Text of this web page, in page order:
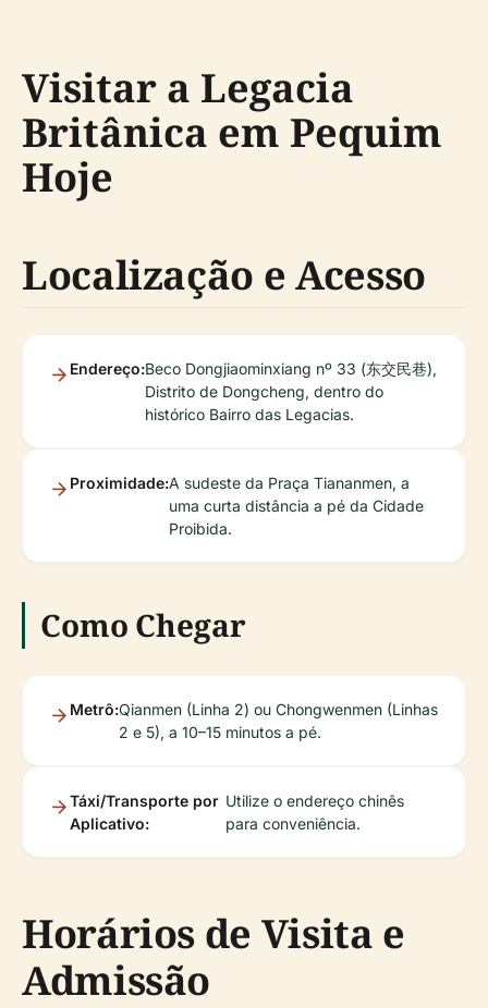
Visitar a Legacia
Britânica em Pequim
Hoje
Localização e Acesso
Endereço:Beco Dongjiaominxiang nº 33 (东交民巷),
Distrito de Dongcheng, dentro do
histórico Bairro das Legacias.
Proximidade:A sudeste da Praça Tiananmen, a
uma curta distância a pé da Cidade
Proibida.
Como Chegar
Metrô:Qianmen (Linha 2) ou Chongwenmen (Linhas
2 e 5), a 10–15 minutos a pé.
Táxi/Transporte por
Aplicativo:
Utilize o endereço chinês
para conveniência.
Horários de Visita e
Admissão